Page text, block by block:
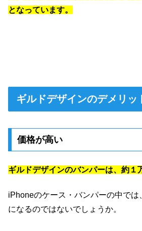
となっています。
ギルドデザインのデメリッ
価格が高い
ギルドデザインのバンパーは、約１
iPhoneのケース・バンパーの中では
になるのではないでしょうか。